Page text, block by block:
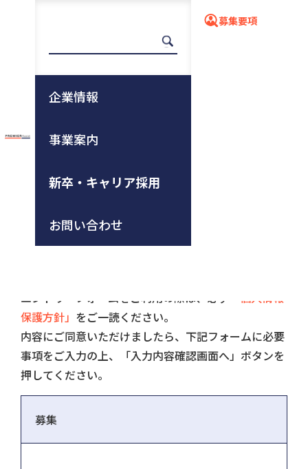
企業情報
事業案内
新卒・キャリア採用
お問い合わせ
募集要項
応募フォーム
エントリー
エントリーフォームをご利用の際は、必ず
「個人情報
保護方針」 をご一読ください。
内容にご同意いただけましたら、下記フォームに必要
事項をご入力の上、「入力内容確認画面へ」ボタンを
押してください。
募集